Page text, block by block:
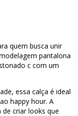
quem busca unir
pantalona
c com um
essa calça é ideal
happy hour. A
de criar looks que